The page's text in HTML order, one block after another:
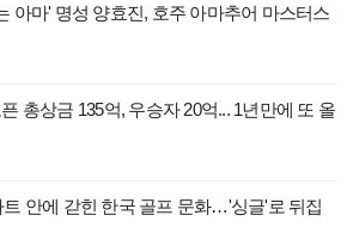
아마' 명성 양효진, 호주 아마추어 마스터스
총상금 135억, 우승자 20억... 1년만에 또 올
트 안에 갇힌 한국 골프 문화…'싱글'로 뒤집